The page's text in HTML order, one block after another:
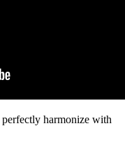
harmonize with